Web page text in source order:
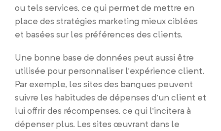
ou tels services, ce qui permet de mettre en
place des stratégies marketing mieux ciblées
et basées sur les préférences des clients.
Une bonne base de données peut aussi être
utilisée pour personnaliser l’expérience client.
Par exemple, les sites des banques peuvent
suivre les habitudes de dépenses d’un client et
lui offrir des récompenses, ce qui l’incitera à
dépenser plus. Les sites œuvrant dans le